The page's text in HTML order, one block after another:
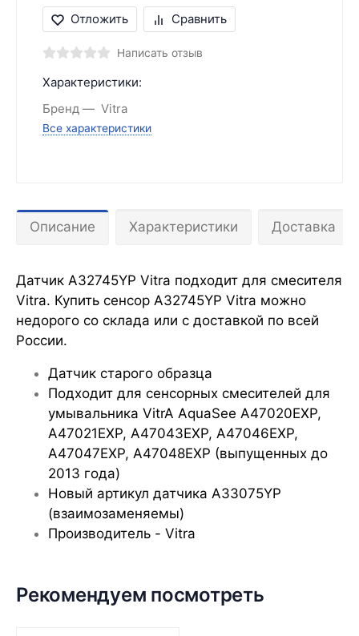
Отложить Сравнить
Написать отзыв
Характеристики:
Бренд
Vitra
Все характеристики
Описание Характеристики Доставка
Датчик A32745YP Vitra подходит для смесителя
Vitra. Купить сенсор A32745YP Vitra можно
недорого со склада или с доставкой по всей
России.
Датчик старого образца
Подходит для сенсорных смесителей для
умывальника VitrA AquaSee A47020EXP,
A47021EXP, A47043EXP, A47046EXP,
A47047EXP, A47048EXP (выпущенных до
2013 года)
Новый артикул датчика A33075YP
(взаимозаменяемы)
Производитель - Vitra
Рекомендуем посмотреть